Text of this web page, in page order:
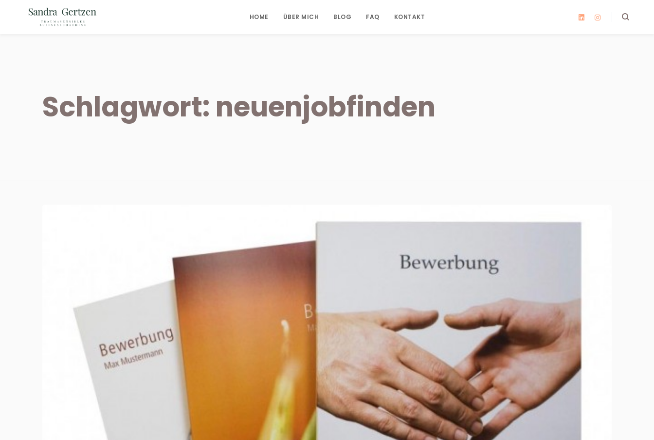
HOME ÜBER MICH BLOG FAQ KONTAKT
Schlagwort: neuenjobfinden